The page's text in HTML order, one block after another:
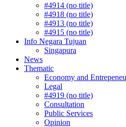
#4914 (no title)
#4918 (no title)
#4913 (no title)
#4915 (no title)
Info Negara Tujuan
Singapura
News
Thematic
Economy and
Legal
#4919 (no title)
Consultation
Public Services
Opinion